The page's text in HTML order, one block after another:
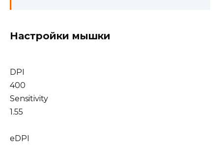
Настройки мышки
DPI
400
Sensitivity
1.55
eDPI